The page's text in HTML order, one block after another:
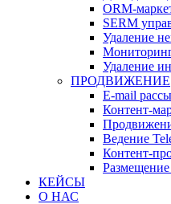
ORM-
SERM
Удаление
Удаление
ПРОДВИЖЕНИЕ
E-mail
Контент-
Ведение
Контент-
Размещение
КЕЙСЫ
О НАС